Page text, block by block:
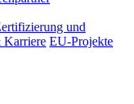
und
Karriere EU-Projekte